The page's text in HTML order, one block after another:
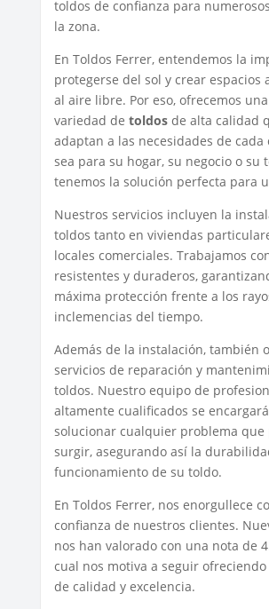
toldos de confianza para
la zona.
En Toldos Ferrer, entendemos la
protegerse del sol y crear espacios
al aire libre. Por eso, ofrecemos
variedad de toldosde alta calidad
adaptan a las necesidades de cada
sea para su hogar, su negocio o su
tenemos la solución perfecta para
Nuestros servicios incluyen la
toldos tanto en viviendas
locales comerciales. Trabajamos
resistentes y duraderos,
máxima protección frente a los
inclemencias del tiempo.
Además de la instalación, también
servicios de reparación y
toldos. Nuestro equipo de
altamente cualificados se
solucionar cualquier problema que
surgir, asegurando así la
funcionamiento de su toldo.
En Toldos Ferrer, nos enorgullece
confianza de nuestros clientes.
nos han valorado con una nota de
cual nos motiva a seguir
de calidad y excelencia.